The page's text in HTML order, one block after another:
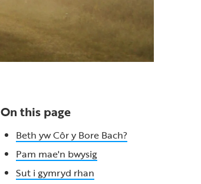
On this page
Beth yw Côr y Bore Bach?
Pam mae'n bwysig
Sut i gymryd rhan